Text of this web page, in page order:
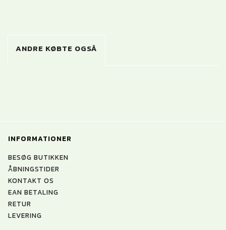
ANDRE KØBTE OGSÅ
INFORMATIONER
BESØG BUTIKKEN
ÅBNINGSTIDER
KONTAKT OS
EAN BETALING
RETUR
LEVERING